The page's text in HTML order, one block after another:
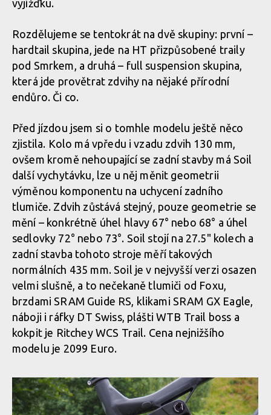
vyjížďku.
Rozdělujeme se tentokrát na dvě skupiny: první –
hardtail skupina, jede na HT přizpůsobené traily
pod Smrkem, a druhá – full suspension skupina,
která jde provětrat zdvihy na nějaké přírodní
endůro. Či co.
Před jízdou jsem si o tomhle modelu ještě něco
zjistila. Kolo má vpředu i vzadu zdvih 130 mm,
ovšem kromě nehoupající se zadní stavby má Soil
další vychytávku, lze u něj měnit geometrii
výměnou komponentu na uchycení zadního
tlumiče. Zdvih zůstává stejný, pouze geometrie se
mění – konkrétně úhel hlavy 67° nebo 68° a úhel
sedlovky 72° nebo 73°. Soil stojí na 27.5" kolech a
zadní stavba tohoto stroje měří takových
normálních 435 mm. Soil je v nejvyšší verzi osazen
velmi slušně, a to nečekaně tlumiči od Foxu,
brzdami SRAM Guide RS, klikami SRAM GX Eagle,
náboji i ráfky DT Swiss, plášti WTB Trail boss a
kokpit je Ritchey WCS Trail. Cena nejnižšího
modelu je 2099 Euro.